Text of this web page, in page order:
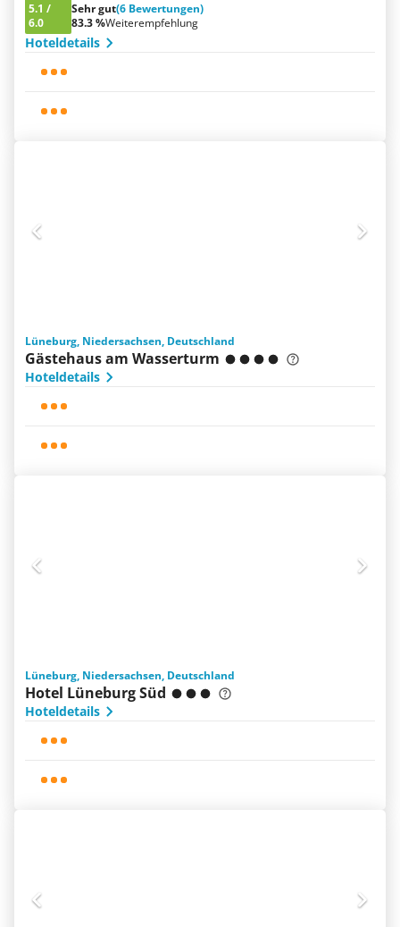
5.1 /
6.0
Sehr gut(6 Bewertungen)
83.3 %Weiterempfehlung
Hoteldetails
Lüneburg, Niedersachsen, Deutschland
Gästehaus am Wasserturm
Hoteldetails
Lüneburg, Niedersachsen, Deutschland
Hotel Lüneburg Süd
Hoteldetails